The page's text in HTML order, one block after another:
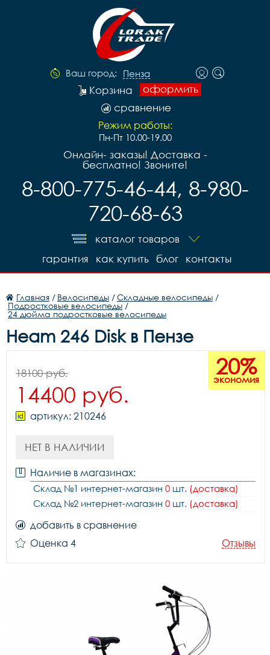
Ваш город: Пенза
оформить
Корзина
сравнение
Режим работы:
Пн-Пт 10.00-19.00
Онлайн- заказы! Доставка -
бесплатно! Звоните!
8-800-775-46-44, 8-980-
720-68-63
каталог товаров
контакты
блог
как купить
гарантия
Главная / Велосипеды /Складные велосипеды /
Подростковые велосипеды /
24 дюйма подростковые велосипеды
Heam 246 Disk в Пензе
20%
экономия
18100 руб.
14400 руб.
артикул: 210246
НЕТ В НАЛИЧИИ
Наличие в магазинах:
Склад №1 интернет-магазин 0 шт. (доставка)
Склад №2 интернет-магазин 0 шт. (доставка)
добавить в сравнение
Оценка 4
Отзывы